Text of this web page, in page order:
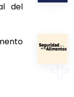
del